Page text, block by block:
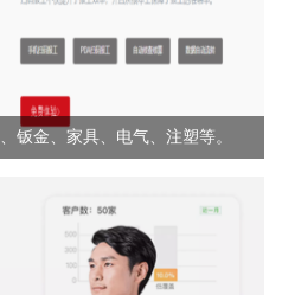
钣金、家具、电气、注塑等。